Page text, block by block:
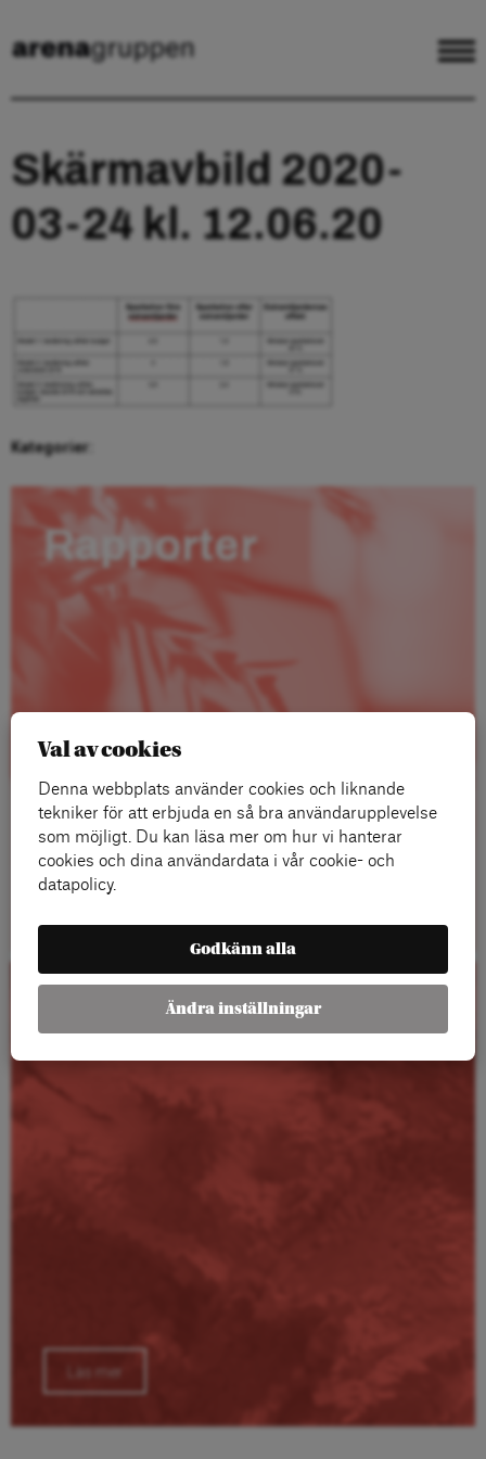
Skärmavbild 2020-
03-24 kl. 12.06.20
Kategorier:
Rapporter
Läs mer
Kalender
Läs mer
Val av cookies
Denna webbplats använder cookies och liknande
tekniker för att erbjuda en så bra användarupplevelse
som möjligt. Du kan läsa mer om hur vi hanterar
cookies och dina användardata i vår cookie- och
datapolicy.
Godkänn alla
Ändra inställningar